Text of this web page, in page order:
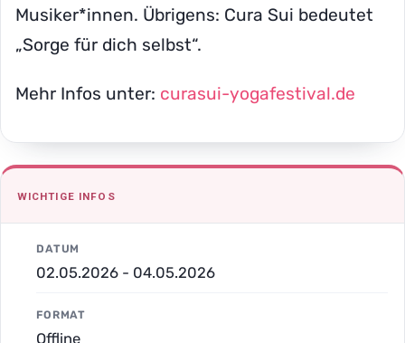
Musiker*innen. Übrigens: Cura Sui bedeutet
„Sorge für dich selbst“.
Mehr Infos unter: curasui-yogafestival.de
WICHTIGE INFOS
DATUM
02.05.2026 - 04.05.2026
FORMAT
Offline